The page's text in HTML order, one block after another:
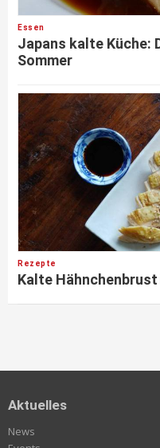
Essen
Japans kalte Küche:
Sommer
Rezepte
Kalte Hähnchenbrust
Aktuelles
News